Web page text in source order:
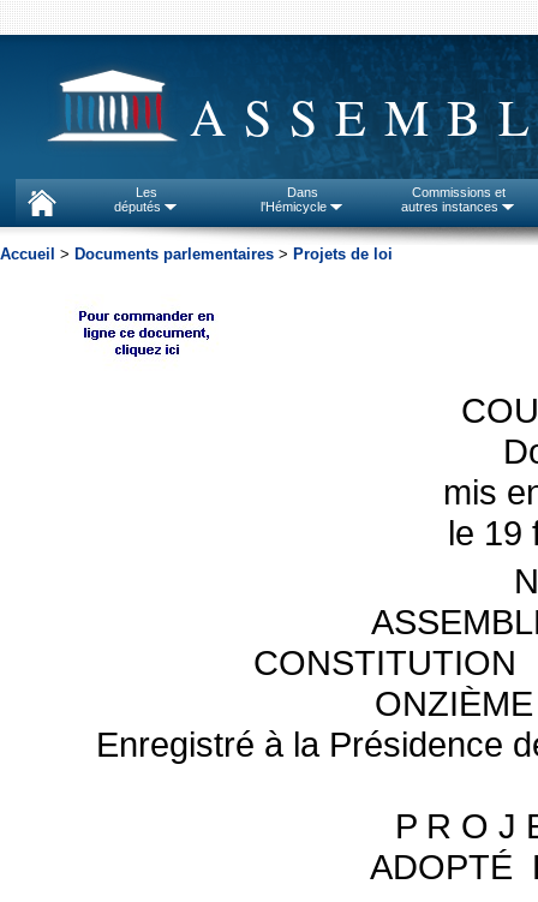
Les
députés
Dans
l'Hémicycle
Commissions et
autres instances
Accueil > Documents parlementaires > Projets de loi
mis
le 19
N
Enregistré à la Présidence
P R O
ADOPTÉ